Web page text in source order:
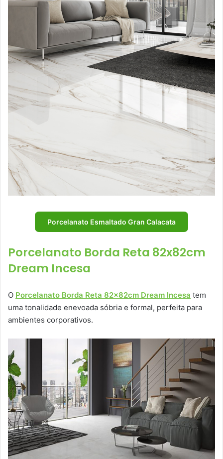
Porcelanato Esmaltado Gran Calacata
Porcelanato Borda Reta 82x82cm
Dream Incesa
O Porcelanato Borda Reta 82x82cm Dream Incesa tem
uma tonalidade enevoada sóbria e formal, perfeita para
ambientes corporativos.